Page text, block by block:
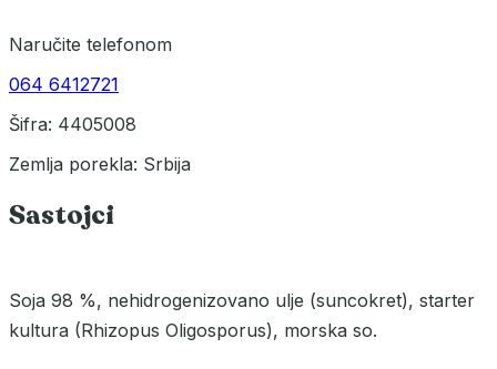
Naručite telefonom
064 6412721
Šifra: 4405008
Zemlja porekla: Srbija
Sastojci
Soja 98 %, nehidrogenizovano ulje (suncokret), starter
kultura (Rhizopus Oligosporus), morska so.